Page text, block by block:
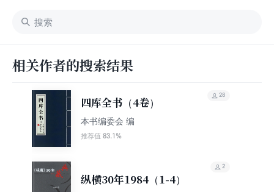
相关作者的搜索结果
四库全书（4卷）
本书编委会 编
推荐值 83.1%
28
纵横30年1984（1-4）
2